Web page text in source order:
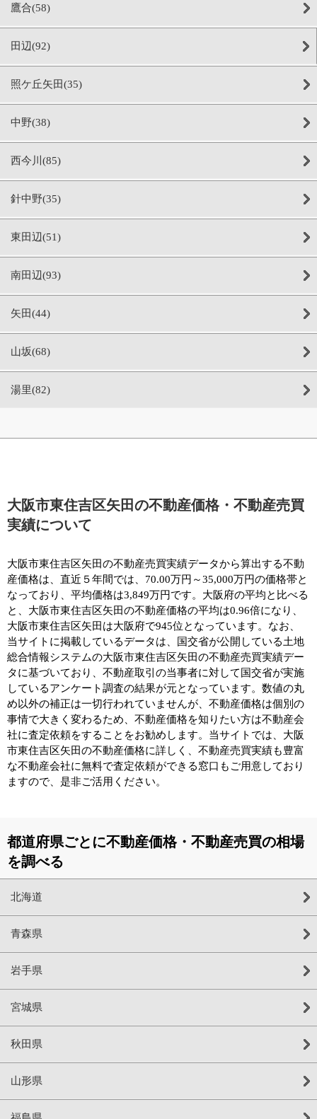
鷹合(58)
田辺(92)
照ケ丘矢田(35)
中野(38)
西今川(85)
針中野(35)
東田辺(51)
南田辺(93)
矢田(44)
山坂(68)
湯里(82)
大阪市東住吉区矢田の不動産価格・不動産売買
実績について
大阪市東住吉区矢田の不動産売買実績データから算出する不動
産価格は、直近５年間では、70.00万円～35,000万円の価格帯と
なっており、平均価格は3,849万円です。大阪府の平均と比べる
と、大阪市東住吉区矢田の不動産価格の平均は0.96倍になり、
大阪市東住吉区矢田は大阪府で945位となっています。なお、
当サイトに掲載しているデータは、国交省が公開している土地
総合情報システムの大阪市東住吉区矢田の不動産売買実績デー
タに基づいており、不動産取引の当事者に対して国交省が実施
しているアンケート調査の結果が元となっています。数値の丸
め以外の補正は一切行われていませんが、不動産価格は個別の
事情で大きく変わるため、不動産価格を知りたい方は不動産会
社に査定依頼をすることをお勧めします。当サイトでは、大阪
市東住吉区矢田の不動産価格に詳しく、不動産売買実績も豊富
な不動産会社に無料で査定依頼ができる窓口もご用意しており
ますので、是非ご活用ください。
都道府県ごとに不動産価格・不動産売買の相場
を調べる
北海道
青森県
岩手県
宮城県
秋田県
山形県